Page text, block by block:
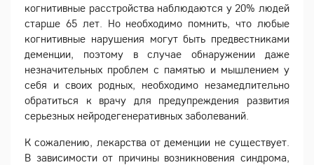
когнитивные расстройства наблюдаются у 20% людей
старше 65 лет. Но необходимо помнить, что любые
когнитивные нарушения могут быть предвестниками
деменции, поэтому в случае обнаружении даже
незначительных проблем с памятью и мышлением у
себя и своих родных, необходимо незамедлительно
обратиться к врачу для предупреждения развития
серьезных нейродегенеративных заболеваний.
К сожалению, лекарства от деменции не существует.
В зависимости от причины возникновения синдрома,